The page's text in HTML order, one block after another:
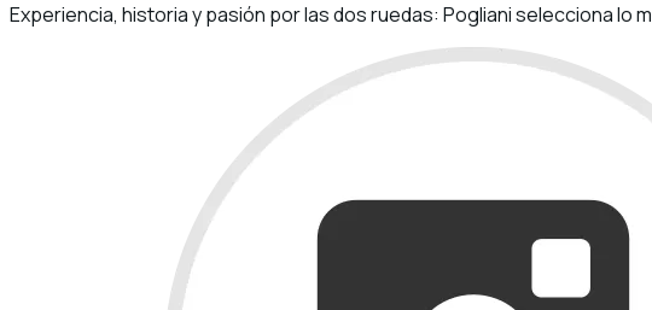
Experiencia, historia y pasión por las dos ruedas: Pogliani selecciona